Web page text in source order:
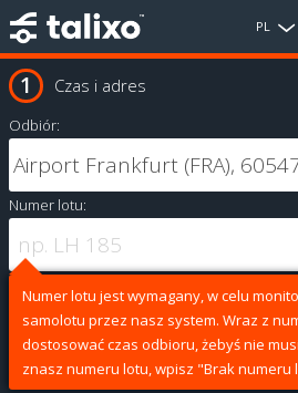
PL
Czas i adres
Odbiór:
Numer lotu:
Numer lotu jest wymagany, w celu
samolotu przez nasz system. Wraz z
dostosować czas odbioru, żebyś nie
znasz numeru lotu, wpisz "Brak numeru